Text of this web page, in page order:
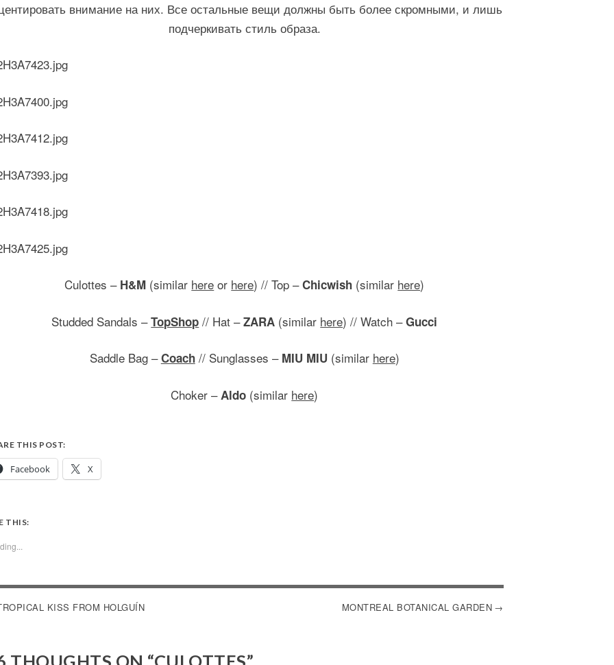
внимание на них. Все остальные вещи должны быть более скромными, и лишь
подчеркивать стиль образа.
Culottes – H&M (similar here or here) // Top –Chicwish (similar here)
Studded Sandals –TopShop // Hat –ZARA (similar here) // Watch –Gucci
Saddle Bag –Coach// Sunglasses – MIU MIU (similar here)
Choker – Aldo (similar here)
THIS POST:
Facebook X
THIS:
KISS FROM HOLGUÍN MONTREAL BOTANICAL GARDEN
THOUGHTS ON “CULOTTES”